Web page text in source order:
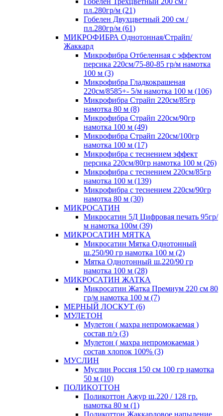
пл.280гр/м (21)
Гобелен Двухцветный 200 см /
пл.280гр/м (61)
МИКРОФИБРА Однотонная/Страйп/
Жаккард
Микрофибра Отбеленная с эффектом
персика 220см/75-80-85 гр/м намотка
100 м (3)
Микрофибра Гладкокрашеная
220см/8585+- 5/м намотка 100 м (106)
Микрофибра Страйп 220см/85гр
намотка 80 м (8)
Микрофибра Страйп 220см/90гр
намотка 100 м (49)
Микрофибра Страйп 220см/100гр
намотка 100 м (17)
Микрофибра с теснением эффект
персика 220см/80гр намотка 100 м (26)
Микрофибра с теснением 220см/85гр
намотка 100 м (139)
Микрофибра с теснением 220см/90гр
намотка 80 м (30)
МИКРОСАТИН
Микросатин 5Д Цифровая печать 95гр/
м намотка 100м (39)
МИКРОСАТИН МЯТКА
Микросатин Мятка Однотонный
ш.250/90 гр намотка 100 м (2)
Мятка Однотонный ш.220/90 гр
намотка 100 м (28)
МИКРОСАТИН ЖАТКА
Микросатин Жатка Премиум 220 см 80
гр/м намотка 100 м (7)
МЕРНЫЙ ЛОСКУТ (6)
МУЛЕТОН
Мулетон ( махра непромокаемая )
состав п/э (3)
Мулетон ( махра непромокаемая )
состав хлопок 100% (3)
МУСЛИН
Муслин Россия 150 см 100 гр намотка
50 м (10)
ПОЛИКОТТОН
Поликоттон Ажур ш.220 / 128 гр.
намотка 80 м (1)
Поликоттон Жаккардовое напыление